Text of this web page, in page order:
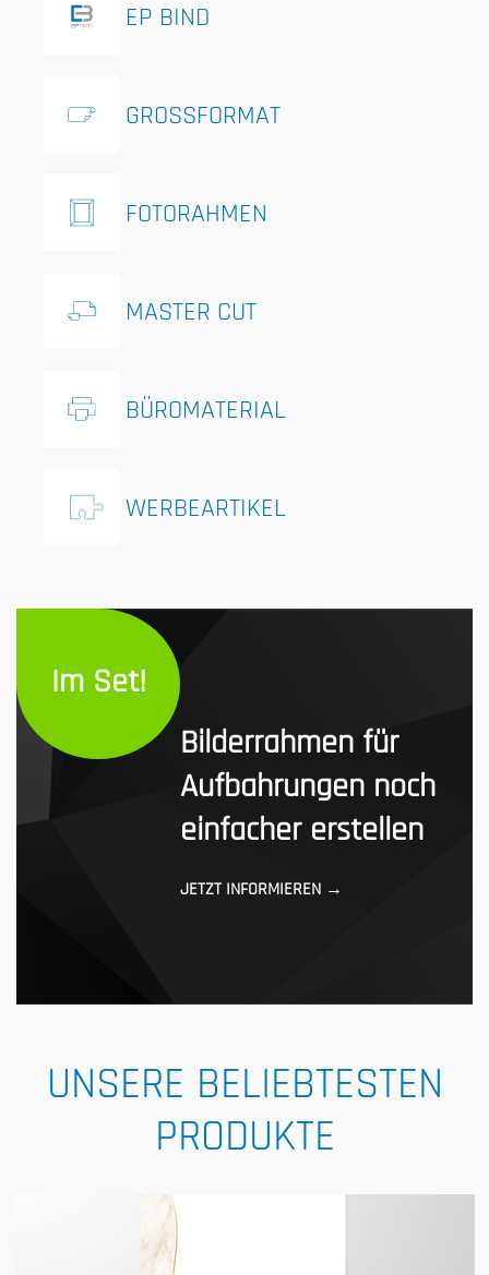
EP BIND
GROSSFORMAT
FOTORAHMEN
MASTER CUT
BÜROMATERIAL
WERBEARTIKEL
Bilderrahmen für
Aufbahrungen noch
einfacher erstellen
JETZT INFORMIEREN →
Im Set!
UNSERE BELIEBTESTEN
PRODUKTE